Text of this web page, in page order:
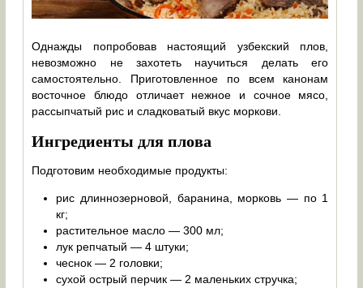
Однажды попробовав настоящий узбекский плов,
невозможно не захотеть научиться делать его
самостоятельно. Приготовленное по всем канонам
восточное блюдо отличает нежное и сочное мясо,
рассыпчатый рис и сладковатый вкус моркови.
Ингредиенты для плова
Подготовим необходимые продукты:
рис длиннозерновой, баранина, морковь — по 1
кг;
растительное масло — 300 мл;
лук репчатый — 4 штуки;
чеснок — 2 головки;
сухой острый перчик — 2 маленьких стручка;